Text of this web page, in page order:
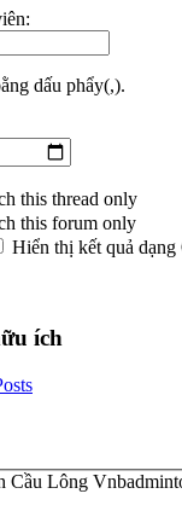
dấu phẩy(,).
this thread only
this forum only
Hiển thị kết quả dạng
ích
Cầu Lông